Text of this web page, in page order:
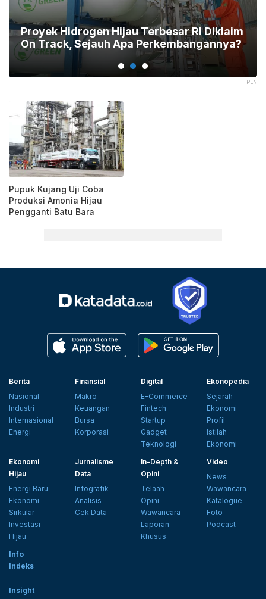
PLN
Proyek Hidrogen Hijau Terbesar RI Diklaim
On Track, Sejauh Apa Perkembangannya?
Pupuk Kujang Uji Coba
Produksi Amonia Hijau
Pengganti Batu Bara
Berita
Nasional
Industri
Internasional
Energi
Finansial
Makro
Keuangan
Bursa
Korporasi
Digital
E-Commerce
Fintech
Startup
Gadget
Teknologi
Ekonopedia
Sejarah
Ekonomi
Profil
Istilah
Ekonomi
Ekonomi
Hijau
Energi Baru
Ekonomi
Sirkular
Investasi
Hijau
Jurnalisme
Data
Infografik
Analisis
Cek Data
In-Depth &
Opini
Telaah
Opini
Wawancara
Laporan
Khusus
Video
News
Wawancara
Katalogue
Foto
Podcast
Info
Indeks
Insight